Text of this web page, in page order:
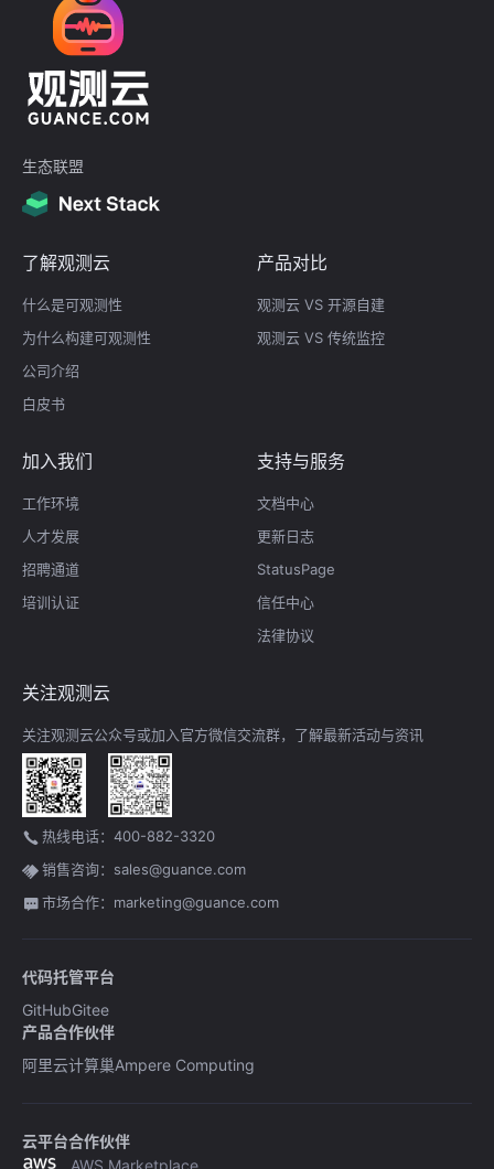
生态联盟
了解观测云
什么是可观测性
为什么构建可观测性
公司介绍
白皮书
产品对比
观测云 VS 开源自建
观测云 VS 传统监控
加入我们
工作环境
人才发展
招聘通道
培训认证
支持与服务
文档中心
更新日志
StatusPage
信任中心
法律协议
关注观测云
关注观测云公众号或加入官方微信交流群，了解最新活动与资讯
热线电话：400-882-3320
销售咨询：sales@guance.com
市场合作：marketing@guance.com
代码托管平台
GitHubGitee
产品合作伙伴
阿里云计算巢Ampere Computing
云平台合作伙伴